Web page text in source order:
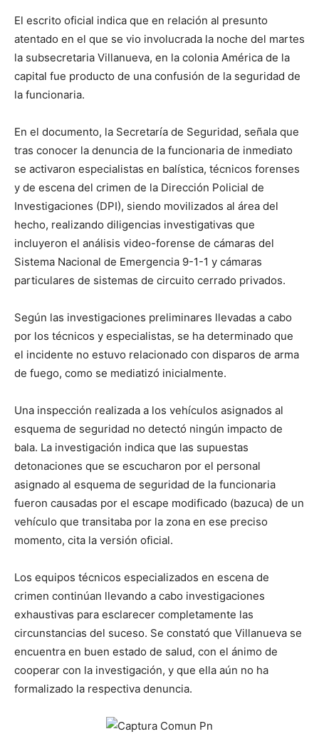
El escrito oficial indica que en relación al presunto
atentado en el que se vio involucrada la noche del martes
la subsecretaria Villanueva, en la colonia América de la
capital fue producto de una confusión de la seguridad de
la funcionaria.
En el documento, la Secretaría de Seguridad, señala que
tras conocer la denuncia de la funcionaria de inmediato
se activaron especialistas en balística, técnicos forenses
y de escena del crimen de la Dirección Policial de
Investigaciones (DPI), siendo movilizados al área del
hecho, realizando diligencias investigativas que
incluyeron el análisis video-forense de cámaras del
Sistema Nacional de Emergencia 9-1-1 y cámaras
particulares de sistemas de circuito cerrado privados.
Según las investigaciones preliminares llevadas a cabo
por los técnicos y especialistas, se ha determinado que
el incidente no estuvo relacionado con disparos de arma
de fuego, como se mediatizó inicialmente.
Una inspección realizada a los vehículos asignados al
esquema de seguridad no detectó ningún impacto de
bala. La investigación indica que las supuestas
detonaciones que se escucharon por el personal
asignado al esquema de seguridad de la funcionaria
fueron causadas por el escape modificado (bazuca) de un
vehículo que transitaba por la zona en ese preciso
momento, cita la versión oficial.
Los equipos técnicos especializados en escena de
crimen continúan llevando a cabo investigaciones
exhaustivas para esclarecer completamente las
circunstancias del suceso. Se constató que Villanueva se
encuentra en buen estado de salud, con el ánimo de
cooperar con la investigación, y que ella aún no ha
formalizado la respectiva denuncia.